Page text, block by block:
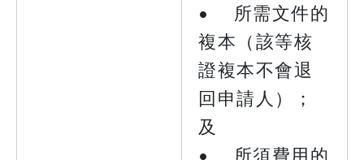
• 所需文件的
複本（該等核
證複本不會退
回申請人）；
及